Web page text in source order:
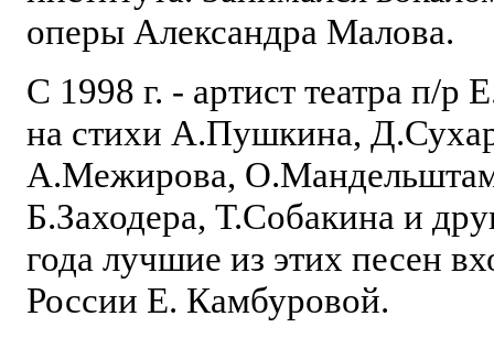
оперы Александра Малова.
С 1998 г. - артист театра п/
на стихи А.Пушкина,
А.Межирова,
Б.Заходера, Т.Собакина и
года лучшие из этих песен
России Е. Камбуровой.